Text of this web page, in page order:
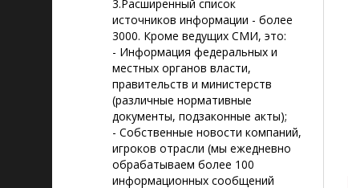
3.Расширенный список
источников информации - более
3000. Кроме ведущих СМИ, это:
- Информация федеральных и
местных органов власти,
правительств и министерств
(различные нормативные
документы, подзаконные акты);
- Собственные новости компаний,
игроков отрасли (мы ежедневно
обрабатываем более 100
информационных сообщений